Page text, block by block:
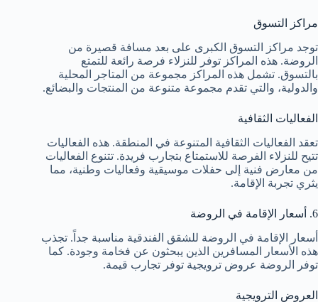
مراكز التسوق
توجد مراكز التسوق الكبرى على بعد مسافة قصيرة من
الروضة. هذه المراكز توفر للنزلاء فرصة رائعة للتمتع
بالتسوق. تشمل هذه المراكز مجموعة من المتاجر المحلية
والدولية، والتي تقدم مجموعة متنوعة من المنتجات والبضائع.
الفعاليات الثقافية
تعقد الفعاليات الثقافية المتنوعة في المنطقة. هذه الفعاليات
تتيح للنزلاء الفرصة للاستمتاع بتجارب فريدة. تتنوع الفعاليات
من معارض فنية إلى حفلات موسيقية وفعاليات وطنية، مما
يثري تجربة الإقامة.
6. أسعار الإقامة في الروضة
أسعار الإقامة في الروضة للشقق الفندقية مناسبة جداً. تجذب
هذه الأسعار المسافرين الذين يبحثون عن فخامة وجودة. كما
توفر الروضة عروض ترويجية توفر تجارب قيمة.
العروض الترويجية